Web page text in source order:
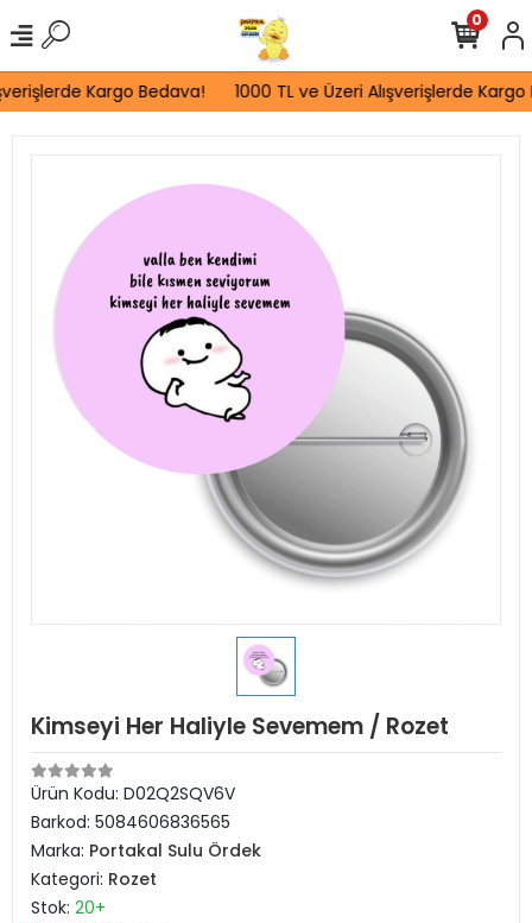
Kargo Bedava! 1000 TL ve Üzeri Alışverişlerde Kargo
0
Kimseyi Her Haliyle Sevemem / Rozet
Ürün Kodu: D02Q2SQV6V
Barkod: 5084606836565
Marka: Portakal Sulu Ördek
Kategori: Rozet
Stok: 20+